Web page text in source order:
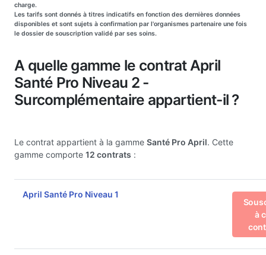
charge.
Les tarifs sont donnés à titres indicatifs en fonction des dernières données
disponibles et sont sujets à confirmation par l'organismes partenaire une fois
le dossier de souscription validé par ses soins.
A quelle gamme le contrat April
Santé Pro Niveau 2 -
Surcomplémentaire appartient-il ?
Le contrat appartient à la gamme Santé Pro April. Cette
gamme comporte 12 contrats :
April Santé Pro Niveau 1
à